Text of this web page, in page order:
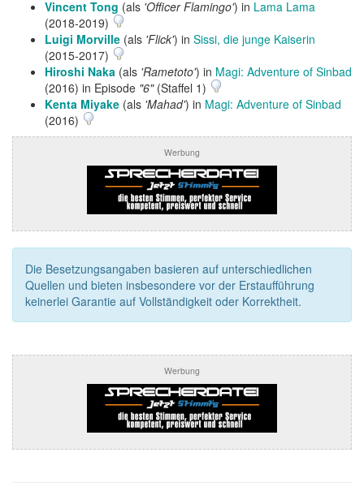
Vincent Tong (als 'Officer Flamingo') in Lama Lama
(2018-2019)
Luigi Morville (als 'Flick') in Sissi, die junge Kaiserin
(2015-2017)
Hiroshi Naka (als 'Rametoto') in Magi: Adventure of Sinbad
(2016) in Episode "6"(Staffel 1)
Kenta Miyake (als 'Mahad') in Magi: Adventure of Sinbad
(2016)
Werbung
Die Besetzungsangaben basieren auf unterschiedlichen
Quellen und bieten insbesondere vor der Erstaufführung
keinerlei Garantie auf Vollständigkeit oder Korrektheit.
Werbung